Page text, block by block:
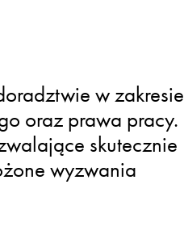
w zakresie
oraz prawa pracy.
skutecznie
wyzwania